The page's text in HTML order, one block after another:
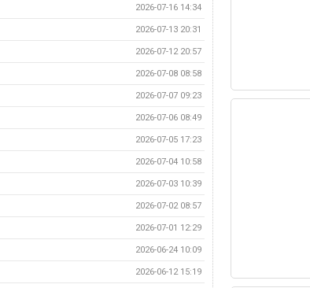
2026-07-16 14:34
2026-07-13 20:31
2026-07-12 20:57
2026-07-08 08:58
2026-07-07 09:23
2026-07-06 08:49
2026-07-05 17:23
2026-07-04 10:58
2026-07-03 10:39
2026-07-02 08:57
2026-07-01 12:29
2026-06-24 10:09
2026-06-12 15:19